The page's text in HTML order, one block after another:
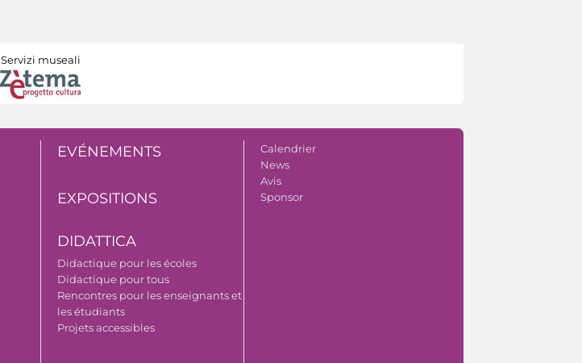
Servizi museali
EVÉNEMENTS
EXPOSITIONS
DIDATTICA
Didactique pour les écoles
Didactique pour tous
Rencontres pour les enseignants et
les étudiants
Projets accessibles
Calendrier
News
Avis
Sponsor